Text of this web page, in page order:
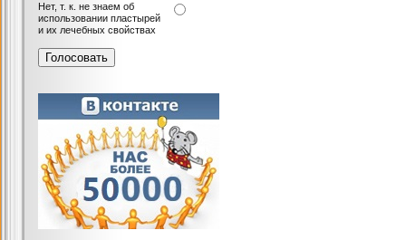
Нет, т. к. не знаем об
использовании пластырей
и их лечебных свойствах